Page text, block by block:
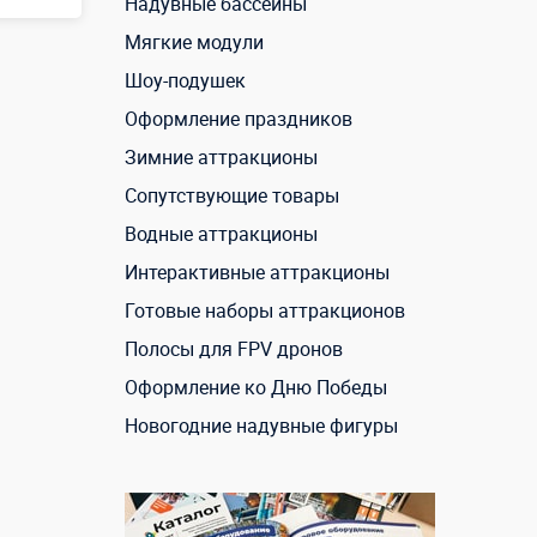
Мягкие модули
Шоу-подушек
Оформление праздников
Зимние аттракционы
Сопутствующие товары
Водные аттракционы
Интерактивные аттракционы
Готовые наборы аттракционов
Полосы для FPV дронов
Оформление ко Дню Победы
Новогодние надувные фигуры